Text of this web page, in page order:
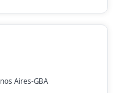
Aires-GBA